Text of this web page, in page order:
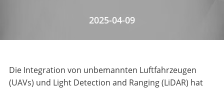
2025-04-09
Die Integration von unbemannten Luftfahrzeugen
(UAVs) und Light Detection and Ranging (LiDAR) hat